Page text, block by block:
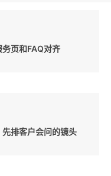
页和FAQ对齐
排客户会问的镜头